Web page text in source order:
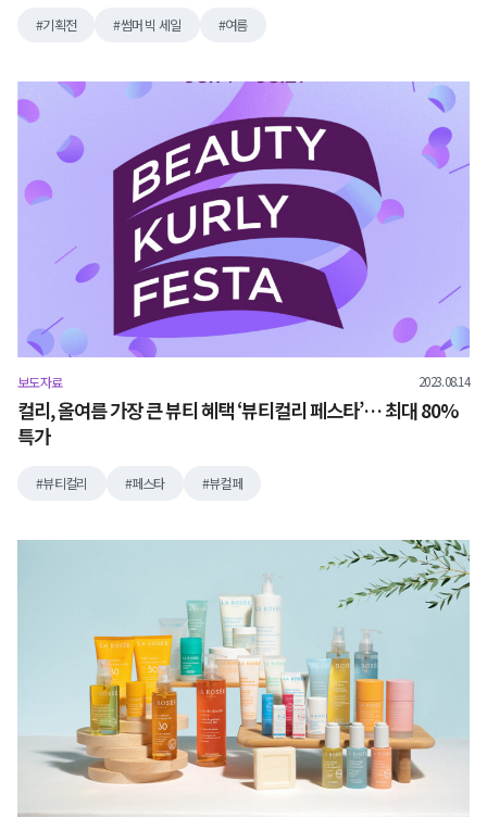
기획전 썸머 빅 세일 여름
보도자료 2023.08.14
컬리, 올여름 가장 큰 뷰티 혜택 ‘뷰티컬리 페스타’… 최대 80%
특가
뷰티컬리 페스타 뷰컬페